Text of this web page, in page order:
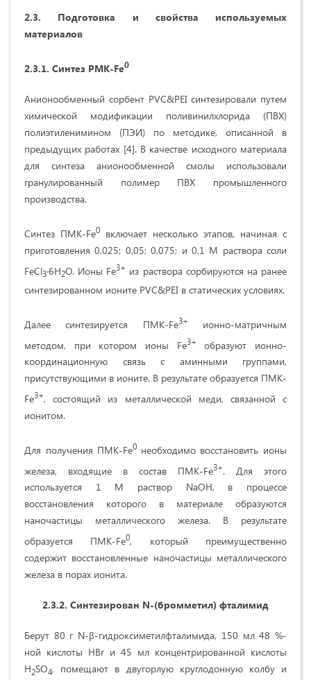
2.3. Подготовка и свойства используемых
материалов
2.3.1. Синтез PMK-Fe0
Анионообменный сорбент PVC&PEI синтезировали путем
химической модификации поливинилхлорида (ПВХ)
полиэтиленимином (ПЭИ) по методике, описанной в
предыдущих работах [4]. В качестве исходного материала
для синтеза анионообменной смолы использовали
гранулированный полимер ПВХ промышленного
производства.
Синтез ПМК-Fe0 включает несколько этапов, начиная с
приготовления 0,025; 0,05; 0,075; и 0,1 М раствора соли
FeCl3∙6H2O. Ионы Fe3+ из раствора сорбируются на ранее
синтезированном ионите PVC&PEI в статических условиях.
Далее синтезируется ПМК-Fe3+
ионно-матричным
методом, при котором ионы Fe3+
образуют ионно-
координационную связь с аминными группами,
присутствующими в ионите. В результате образуется ПМК-
Fe3+, состоящий из металлической меди, связанной с
ионитом.
Для получения ПМК-Fe0 необходимо восстановить ионы
железа, входящие в состав ПМК-Fe3+. Для этого
используется 1 М раствор NaOH, в процессе
восстановления которого в материале образуются
наночастицы металлического железа. В результате
образуется ПМК-Fe0, который преимущественно
содержит восстановленные наночастицы металлического
железа в порах ионита.
2.3.2. Синтезирован N-(бромметил) фталимид
Берут 80 г N-β-гидроксиметилфталимида, 150 мл 48 %-
ной кислоты HBr и 45 мл концентрированной кислоты
H2SO4, помещают в двугорлую круглодонную колбу и